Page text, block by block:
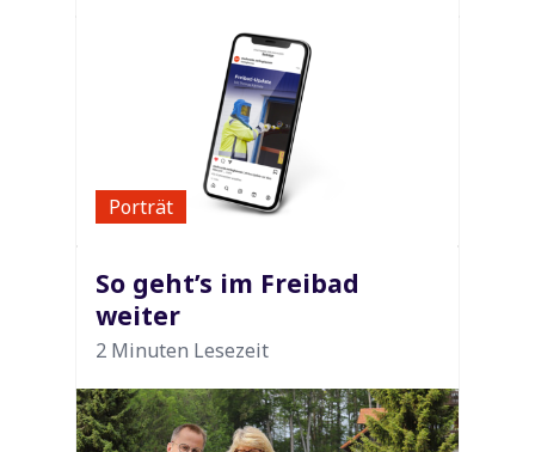
Porträt
So geht’s im Freibad
weiter
2 Minuten Lesezeit